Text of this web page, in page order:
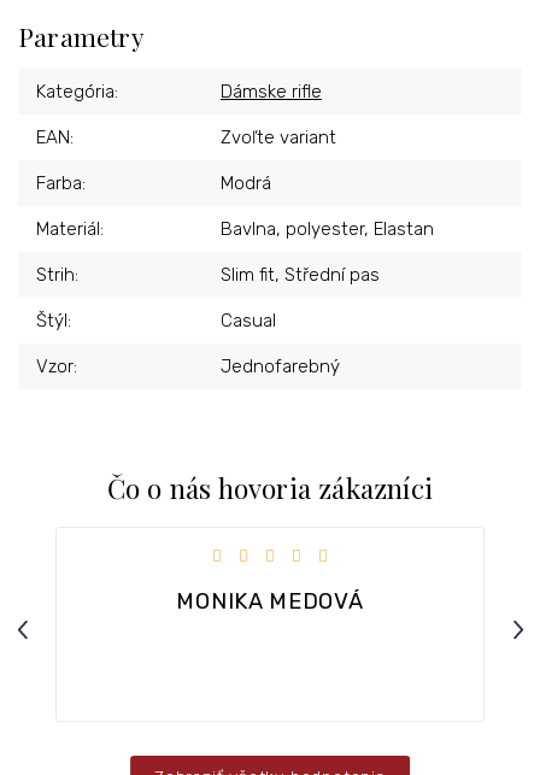
Parametry
Kategória: Dámske rifle
EAN: Zvoľte variant
Farba: Modrá
Materiál: Bavlna, polyester, Elastan
Strih: Slim fit, Střední pas
Štýl: Casual
Vzor: Jednofarebný
Čo o nás hovoria zákazníci
Previous
MONIKA MEDOVÁ
Hodnotenie obchodu je 5 z 5 hviezdičiek.